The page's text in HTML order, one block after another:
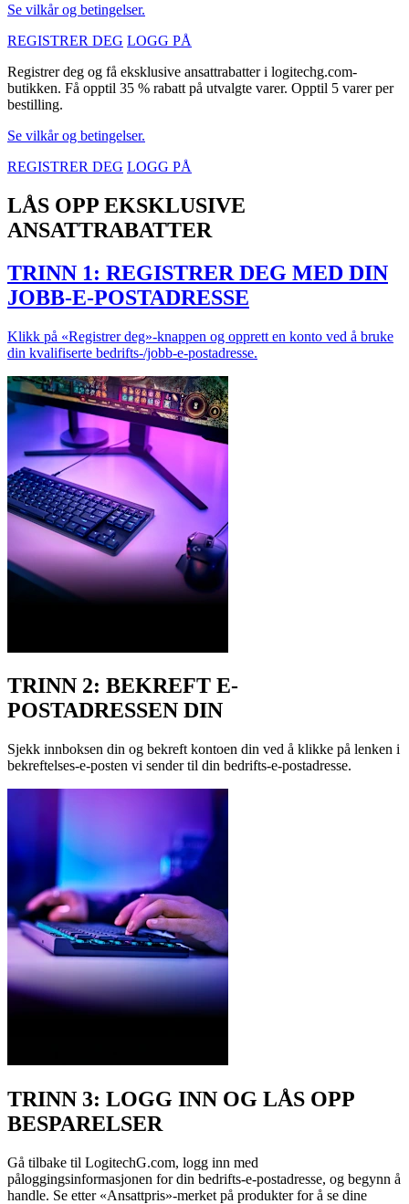
Se vilkår og betingelser.
REGISTRER DEG LOGG PÅ
Registrer deg og få eksklusive ansattrabatter i logitechg.com-
butikken. Få opptil 35 % rabatt på utvalgte varer. Opptil 5 varer per
bestilling.
Se vilkår og betingelser.
REGISTRER DEG LOGG PÅ
LÅS OPP EKSKLUSIVE
ANSATTRABATTER
TRINN 1: REGISTRER DEG MED DIN
JOBB-E-POSTADRESSE
Klikk på «Registrer deg»-knappen og opprett en konto ved å bruke
din kvalifiserte bedrifts-/jobb-e-postadresse.
TRINN 2: BEKREFT E-
POSTADRESSEN DIN
Sjekk innboksen din og bekreft kontoen din ved å klikke på lenken i
bekreftelses-e-posten vi sender til din bedrifts-e-postadresse.
TRINN 3: LOGG INN OG LÅS OPP
BESPARELSER
Gå tilbake til LogitechG.com, logg inn med
påloggingsinformasjonen for din bedrifts-e-postadresse, og begynn å
handle. Se etter «Ansattpris»-merket på produkter for å se dine